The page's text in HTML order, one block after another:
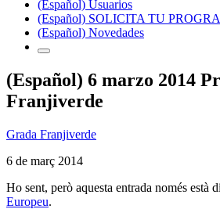
(Español) Usuarios
(Español) SOLICITA TU
(Español) Novedades
(Español) 6 marzo 2014
Franjiverde
Grada Franjiverde
6 de març 2014
Ho sent, però aquesta entrada només està
Europeu.